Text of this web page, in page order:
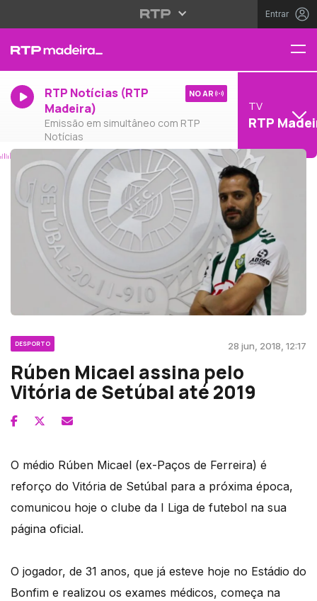
Entrar
RTP Notícias (RTP
Madeira)
Emissão em simultâneo com RTP
Notícias
NO AR
TV
RTP
DESPORTO 28 jun, 2018, 12:17
Rúben Micael assina pelo
Vitória de Setúbal até 2019
O médio Rúben Micael (ex-Paços de Ferreira) é
reforço do Vitória de Setúbal para a próxima época,
comunicou hoje o clube da I Liga de futebol na sua
página oficial.
O jogador, de 31 anos, que já esteve hoje no Estádio do
Bonfim e realizou os exames médicos, começa na